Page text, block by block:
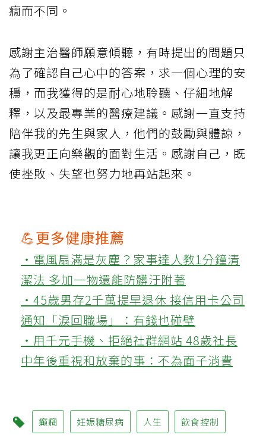
癇而不同。
感謝主治醫師願意傾聽，有時提出的問題只
為了確認自己心中的答案，求一個心理的安
穩，而我獲得的是耐心地聆聽、仔細地解
釋，以及最專業的醫療建議。感謝一直支持
陪伴我的先生與家人，他們的鼓勵與體諒，
讓我更正向樂觀的面對生活。感謝自己，既
使挫敗、失望也努力地再站起來。
💪更多健康推薦
‧電風扇滿是灰塵？家事達人教1分鐘清
潔法 多加一物還能防髒汙附著
‧45歲男存2千萬提早退休 接信用卡公司
通知「淚回職場」：有錢也碰壁
‧用千元手機、拒絕社群網站 48歲社長
中年後重視和放棄的事：不為面子消費
癲癇 妊娠糖尿病 人生 飲食控制